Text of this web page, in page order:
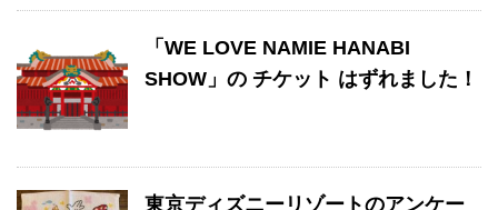
「WE LOVE NAMIE HANABI
SHOW」の チケット はずれました！
東京ディズニーリゾートのアンケー